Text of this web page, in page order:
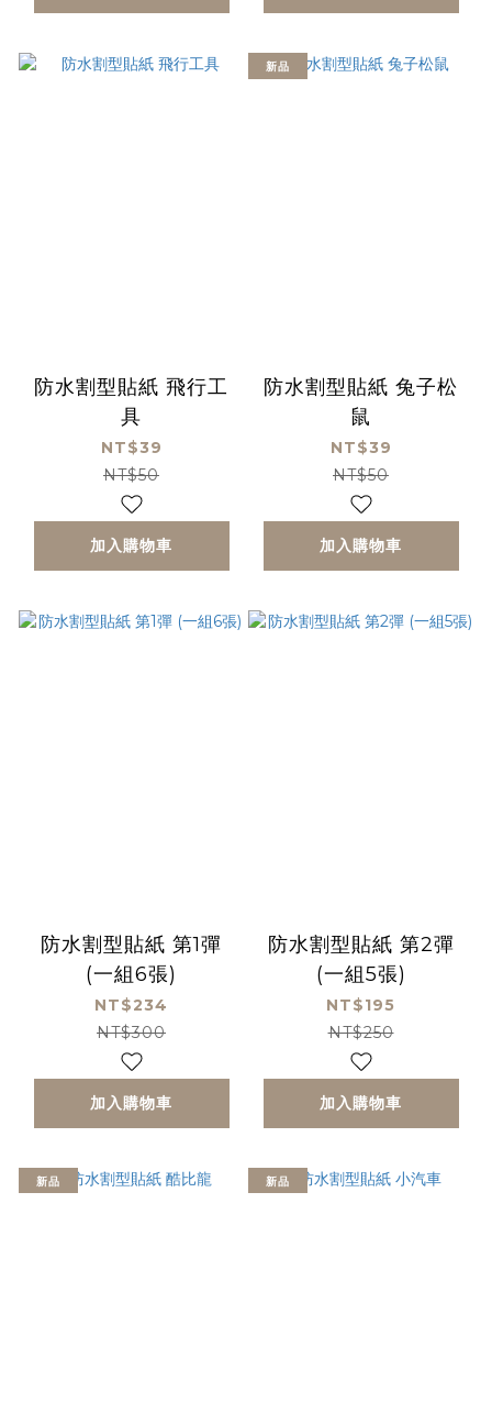
防水割型貼紙 飛行工
具
NT$39
NT$50
加入購物車
新品
防水割型貼紙 兔子松
鼠
NT$39
NT$50
加入購物車
防水割型貼紙 第1彈
(一組6張)
NT$234
NT$300
加入購物車
防水割型貼紙 第2彈
(一組5張)
NT$195
NT$250
加入購物車
新品 新品